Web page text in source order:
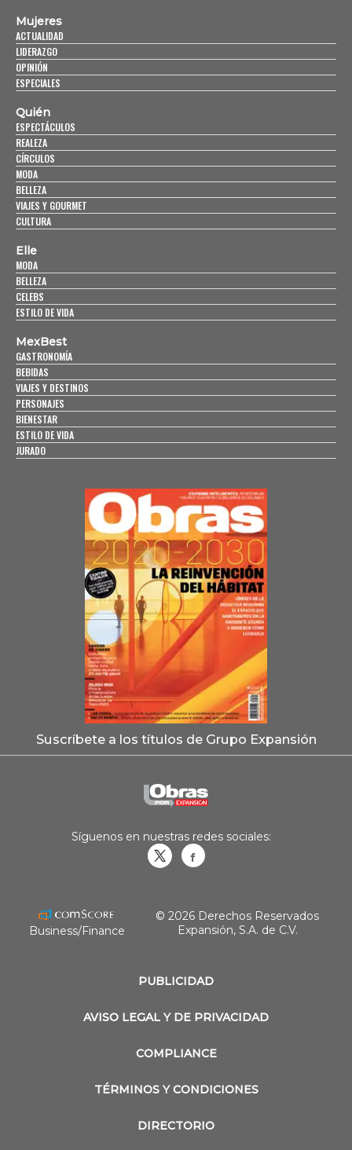
Mujeres
ACTUALIDAD
LIDERAZGO
OPINIÓN
ESPECIALES
Quién
ESPECTÁCULOS
REALEZA
CÍRCULOS
MODA
BELLEZA
VIAJES Y GOURMET
CULTURA
Elle
MODA
BELLEZA
CELEBS
ESTILO DE VIDA
MexBest
GASTRONOMÍA
BEBIDAS
VIAJES Y DESTINOS
PERSONAJES
BIENESTAR
ESTILO DE VIDA
JURADO
Suscríbete a los títulos de Grupo Expansión
PUBLICIDAD
AVISO LEGAL Y DE PRIVACIDAD
COMPLIANCE
TÉRMINOS Y CONDICIONES
DIRECTORIO
Síguenos en nuestras redes sociales:
Business/Finance
© 2026 Derechos Reservados
Expansión, S.A. de C.V.